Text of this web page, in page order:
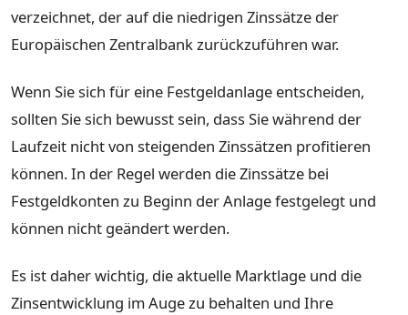
verzeichnet, der auf die niedrigen Zinssätze der
Europäischen Zentralbank zurückzuführen war.
Wenn Sie sich für eine Festgeldanlage entscheiden,
sollten Sie sich bewusst sein, dass Sie während der
Laufzeit nicht von steigenden Zinssätzen profitieren
können. In der Regel werden die Zinssätze bei
Festgeldkonten zu Beginn der Anlage festgelegt und
können nicht geändert werden.
Es ist daher wichtig, die aktuelle Marktlage und die
Zinsentwicklung im Auge zu behalten und Ihre